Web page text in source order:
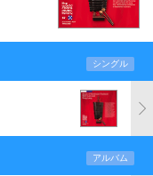
シングル
アルバム